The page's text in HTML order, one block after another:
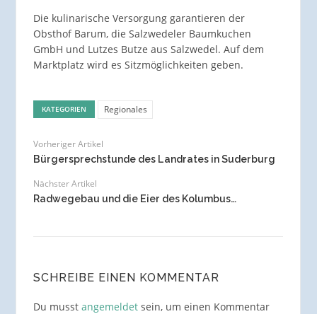
Die kulinarische Versorgung garantieren der
Obsthof Barum, die Salzwedeler Baumkuchen
GmbH und Lutzes Butze aus Salzwedel. Auf dem
Marktplatz wird es Sitzmöglichkeiten geben.
KATEGORIEN Regionales
Vorheriger Artikel
Bürgersprechstunde des Landrates in Suderburg
Nächster Artikel
Radwegebau und die Eier des Kolumbus…
SCHREIBE EINEN KOMMENTAR
Du musst angemeldetsein, um einen Kommentar